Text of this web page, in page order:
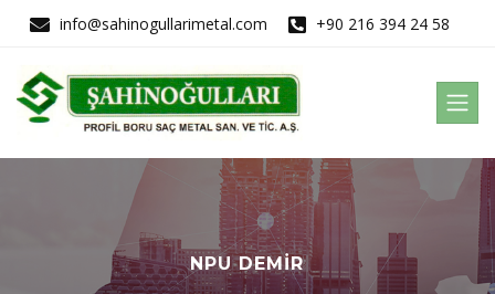
info@sahinogullarimetal.com +90 216 394 24 58
NPU DEMIR